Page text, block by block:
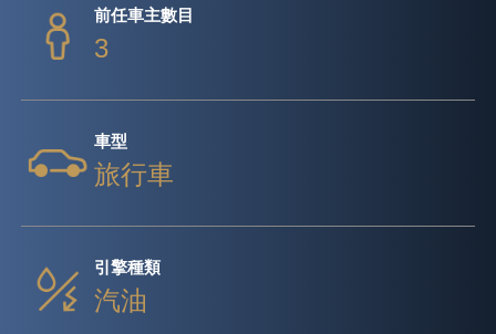
前任車主數目
3
車型
旅行車
引擎種類
汽油